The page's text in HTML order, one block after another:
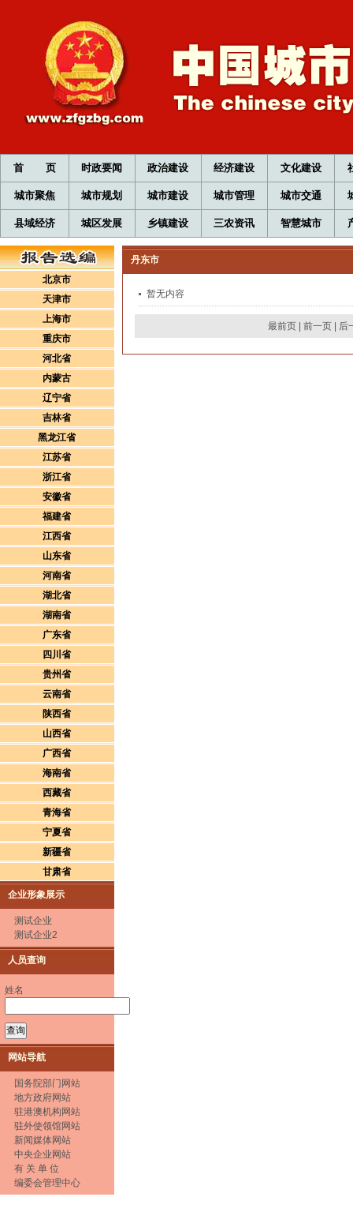
首 页 时政要闻 政治建设 经济建设 文化建设
城市聚焦 城市规划 城市建设 城市管理 城市交通
县域经济 城区发展 乡镇建设 三农资讯 智慧城市
北京市
天津市
上海市
重庆市
河北省
内蒙古
辽宁省
吉林省
黑龙江省
江苏省
浙江省
安徽省
福建省
江西省
山东省
河南省
湖北省
湖南省
广东省
四川省
贵州省
云南省
陕西省
山西省
广西省
海南省
西藏省
青海省
宁夏省
新疆省
甘肃省
企业形象展示
测试企业
测试企业2
人员查询
姓名
网站导航
国务院部门网站
地方政府网站
驻港澳机构网站
驻外使领馆网站
新闻媒体网站
中央企业网站
有 关 单 位
编委会管理中心
丹东市
暂无内容
最前页 |前一页 后